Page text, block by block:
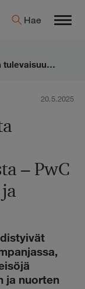
Hae
33,6 miljoonaa askelta toiveikkaamman tulevaisuuden puolesta – PwC liikkui Tukikummien ja nuorten hyväksi
20.5.2025
– PwC
ja nuorten